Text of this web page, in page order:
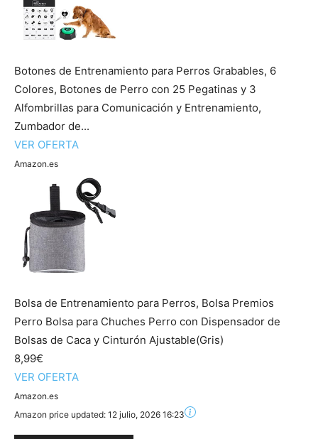
Botones de Entrenamiento para Perros Grabables, 6
Colores, Botones de Perro con 25 Pegatinas y 3
Alfombrillas para Comunicación y Entrenamiento,
Zumbador de...
VER OFERTA
Amazon.es
Bolsa de Entrenamiento para Perros, Bolsa Premios
Perro Bolsa para Chuches Perro con Dispensador de
Bolsas de Caca y Cinturón Ajustable(Gris)
8,99€
VER OFERTA
Amazon.es
Amazon price updated: 12 julio, 2026 16:23